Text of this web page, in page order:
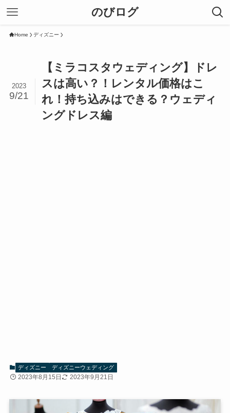
のびログ
Home ディズニー
【ミラコスタウェディング】ドレ
スは高い？！レンタル価格はこ
れ！持ち込みはできる？ウェディ
ングドレス編
2023
9/21
ディズニー ディズニーウェディング
2023年8月15日 2023年9月21日